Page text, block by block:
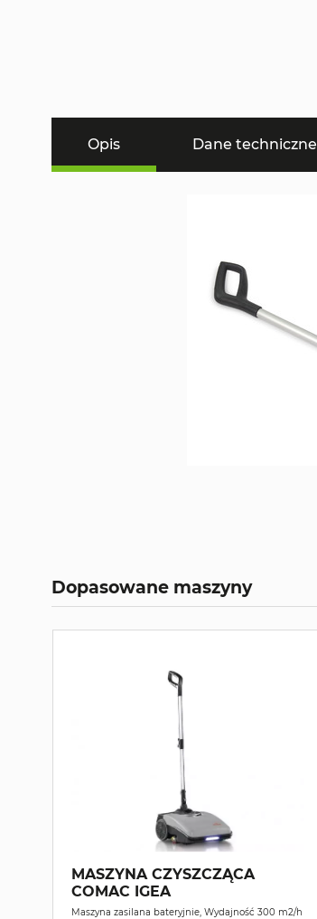
Opis Dane techniczne
Dopasowane maszyny
MASZYNA CZYSZCZĄCA
COMAC IGEA
Maszyna zasilana bateryjnie, Wydajność 300 m2/h